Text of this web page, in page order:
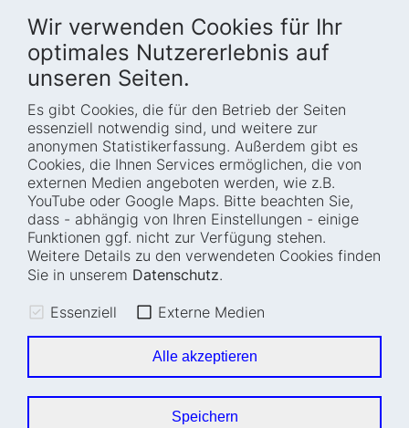
Wir verwenden Cookies für Ihr
optimales Nutzererlebnis auf
unseren Seiten.
Es gibt Cookies, die für den Betrieb der Seiten
essenziell notwendig sind, und weitere zur
anonymen Statistikerfassung. Außerdem gibt es
Cookies, die Ihnen Services ermöglichen, die von
externen Medien angeboten werden, wie z.B.
YouTube oder Google Maps. Bitte beachten Sie,
dass - abhängig von Ihren Einstellungen - einige
Funktionen ggf. nicht zur Verfügung stehen.
Weitere Details zu den verwendeten Cookies finden
Sie in unserem Datenschutz.
Essenziell Externe Medien
Alle akzeptieren
Speichern
Startseite
Wer wir sind
Wie wir arbeiten
Projekte
Fellowships
Karriere
Blog
Presse
Termine
Barrierefreiheit
Transparenz
Glossar
Anfahrt und
Leichte Sprache
Erklärung zur
Barrierefreiheit
Impressum
Sitemap
Cookie-Einstellungen